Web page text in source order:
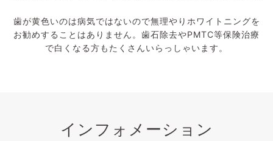
歯が黄色いのは病気ではないので無理やりホワイトニングを
お勧めすることはありません。歯石除去やPMTC等保険治療
で白くなる方もたくさんいらっしゃいます。
インフォメーション